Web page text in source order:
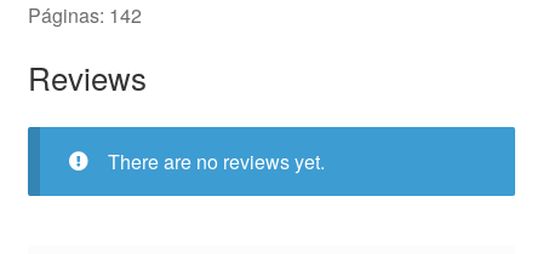
Páginas: 142
Reviews
There are no reviews yet.